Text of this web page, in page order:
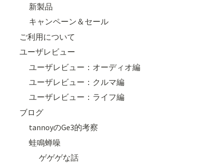
新製品
キャンペーン＆セール
ご利用について
ユーザレビュー
ユーザレビュー：オーディオ編
ユーザレビュー：クルマ編
ユーザレビュー：ライフ編
ブログ
tannoyのGe3的考察
蛙鳴蝉噪
ゲゲゲな話